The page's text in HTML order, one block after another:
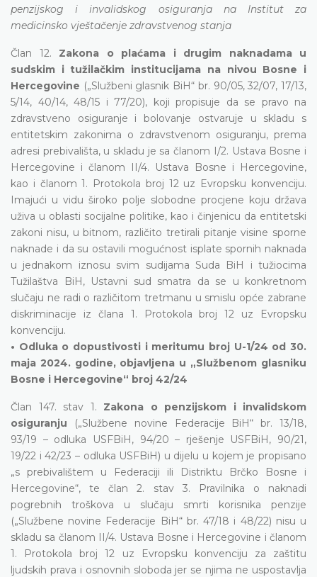
penzijskog i invalidskog osiguranja na Institut za
medicinsko vještačenje zdravstvenog stanja
Član 12. Zakona o plaćama i drugim naknadama u
sudskim i tužilačkim institucijama na nivou Bosne i
Hercegovine („Službeni glasnik BiH“ br. 90/05, 32/07, 17/13,
5/14, 40/14, 48/15 i 77/20), koji propisuje da se pravo na
zdravstveno osiguranje i bolovanje ostvaruje u skladu s
entitetskim zakonima o zdravstvenom osiguranju, prema
adresi prebivališta, u skladu je sa članom I/2. Ustava Bosne i
Hercegovine i članom II/4. Ustava Bosne i Hercegovine,
kao i članom 1. Protokola broj 12 uz Evropsku konvenciju.
Imajući u vidu široko polje slobodne procjene koju država
uživa u oblasti socijalne politike, kao i činjenicu da entitetski
zakoni nisu, u bitnom, različito tretirali pitanje visine sporne
naknade i da su ostavili mogućnost isplate spornih naknada
u jednakom iznosu svim sudijama Suda BiH i tužiocima
Tužilaštva BiH, Ustavni sud smatra da se u konkretnom
slučaju ne radi o različitom tretmanu u smislu opće zabrane
diskriminacije iz člana 1. Protokola broj 12 uz Evropsku
konvenciju.
• Odluka o dopustivosti i meritumu broj U-1/24 od 30.
maja 2024. godine, objavljena u „Službenom glasniku
Bosne i Hercegovine“ broj 42/24
Član 147. stav 1. Zakona o penzijskom i invalidskom
osiguranju („Službene novine Federacije BiH“ br. 13/18,
93/19 – odluka USFBiH, 94/20 – rješenje USFBiH, 90/21,
19/22 i 42/23 – odluka USFBiH) u dijelu u kojem je propisano
„s prebivalištem u Federaciji ili Distriktu Brčko Bosne i
Hercegovine“, te član 2. stav 3. Pravilnika o naknadi
pogrebnih troškova u slučaju smrti korisnika penzije
(„Službene novine Federacije BiH“ br. 47/18 i 48/22) nisu u
skladu sa članom II/4. Ustava Bosne i Hercegovine i članom
1. Protokola broj 12 uz Evropsku konvenciju za zaštitu
ljudskih prava i osnovnih sloboda jer se njima ne uspostavlja